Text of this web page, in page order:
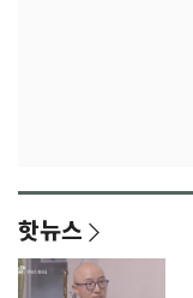
핫뉴스